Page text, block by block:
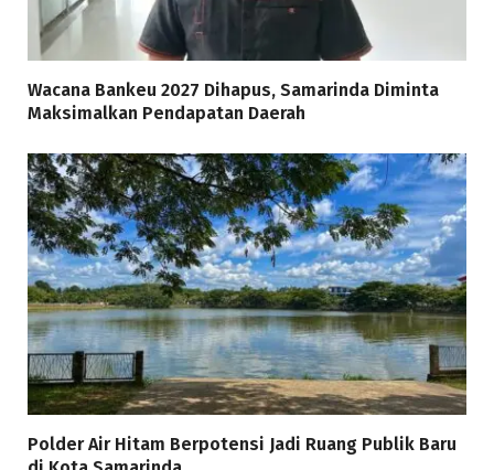
Wacana Bankeu 2027 Dihapus, Samarinda Diminta
Maksimalkan Pendapatan Daerah
Polder Air Hitam Berpotensi Jadi Ruang Publik Baru